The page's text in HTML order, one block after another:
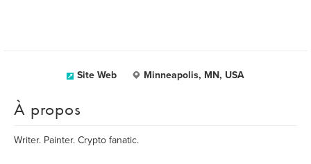
Site Web Minneapolis, MN, USA
À propos
Writer. Painter. Crypto fanatic.